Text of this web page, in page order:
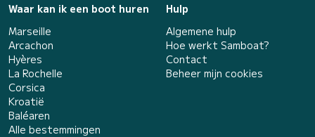
Waar kan ik een boot huren
Marseille
Arcachon
Hyères
La Rochelle
Corsica
Kroatië
Baléaren
Alle bestemmingen
Hulp
Algemene hulp
Hoe werkt Samboat?
Contact
Beheer mijn cookies